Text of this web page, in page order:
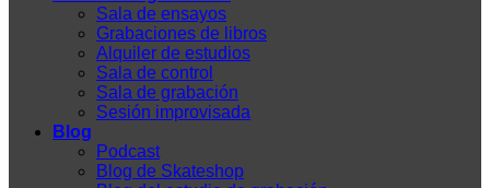
Sala de ensayos
Grabaciones de libros
Alquiler de estudios
Sala de control
Sala de grabación
Sesión improvisada
Blog
Podcast
Blog de Skateshop